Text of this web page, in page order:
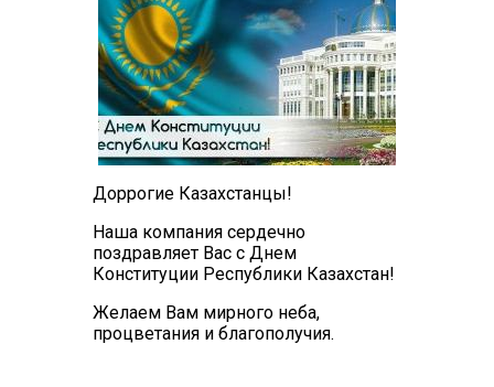
Доррогие Казахстанцы!
Наша компания сердечно
поздравляет Вас с Днем
Конституции Республики Казахстан!
Желаем Вам мирного неба,
процветания и благополучия.